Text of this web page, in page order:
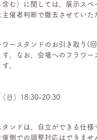
含む）に関しては、展示ス
主催者判断で撤去させていた
ワースタンドのお引き取り(
す。なお、会場へのフラワ
。
日）18:30-20:30
タンドは、自立ができる仕
催側での調整対応はできま